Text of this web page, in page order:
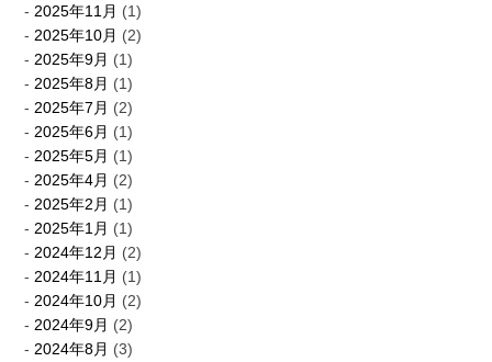
2025年11月 (1)
2025年10月 (2)
2025年9月 (1)
2025年8月 (1)
2025年7月 (2)
2025年6月 (1)
2025年5月 (1)
2025年4月 (2)
2025年2月 (1)
2025年1月 (1)
2024年12月 (2)
2024年11月 (1)
2024年10月 (2)
2024年9月 (2)
2024年8月 (3)